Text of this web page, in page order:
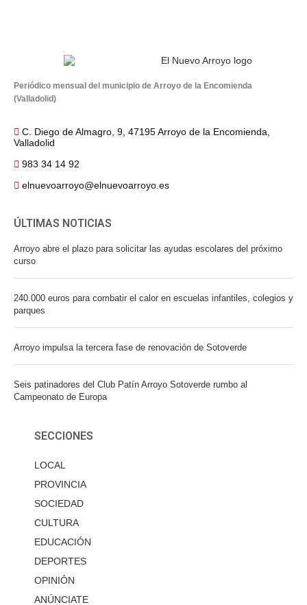
Periódico mensual del municipio de Arroyo de la Encomienda
(Valladolid)
C. Diego de Almagro, 9, 47195 Arroyo de la Encomienda,
Valladolid
983 34 14 92
elnuevoarroyo@elnuevoarroyo.es
ÚLTIMAS NOTICIAS
Arroyo abre el plazo para solicitar las ayudas escolares del próximo
curso
240.000 euros para combatir el calor en escuelas infantiles, colegios y
parques
Arroyo impulsa la tercera fase de renovación de Sotoverde
Seis patinadores del Club Patín Arroyo Sotoverde rumbo al
Campeonato de Europa
SECCIONES
LOCAL
PROVINCIA
SOCIEDAD
CULTURA
EDUCACIÓN
DEPORTES
OPINIÓN
ANÚNCIATE